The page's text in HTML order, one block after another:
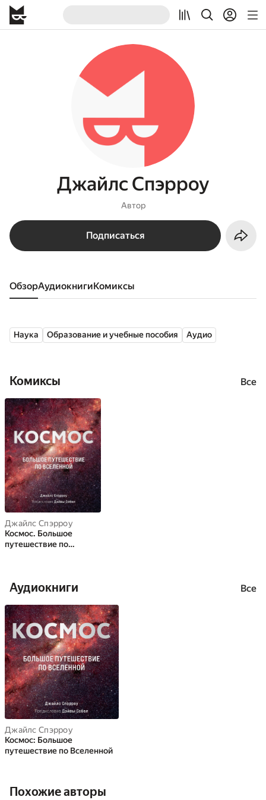
Джайлс Спэрроу
Автор
Подписаться
Обзор аудиокниги комиксы
Наука Образование и учебные пособия Аудио
Комиксы Все
Джайлс Спэрроу
Космос. Большое
путешествие по
Аудиокниги Все
Джайлс Спэрроу
Космос: Большое
путешествие по Вселенной
Похожие авторы